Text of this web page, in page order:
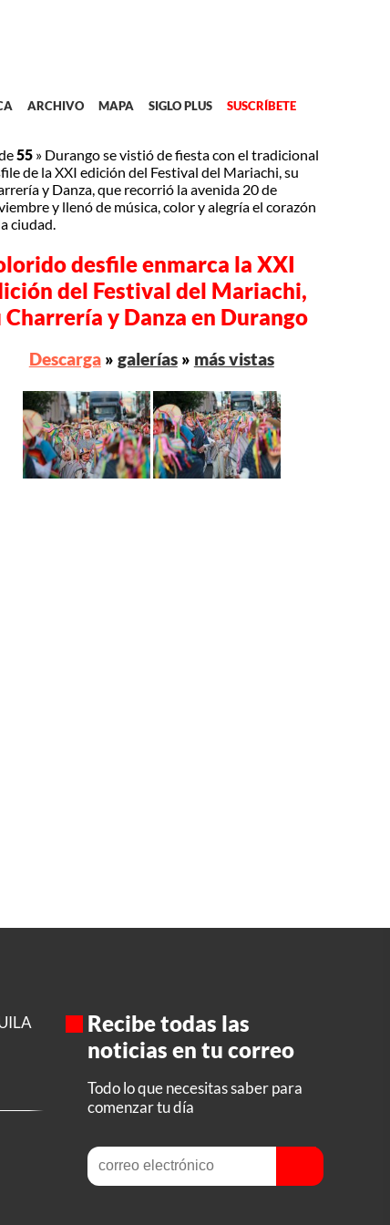
ARCHIVO MAPA SIGLO PLUS SUSCRÍBETE
55 » Durango se vistió de fiesta con el tradicional
de la XXI edición del Festival del Mariachi, su
y Danza, que recorrió la avenida 20 de
y llenó de música, color y alegría el corazón
ciudad.
desfile enmarca la XXI
del Festival del Mariachi,
Charrería y Danza en Durango
Descarga» galerías» más vistas
Recibe todas las
noticias en tu correo
Todo lo que necesitas saber para
comenzar tu día